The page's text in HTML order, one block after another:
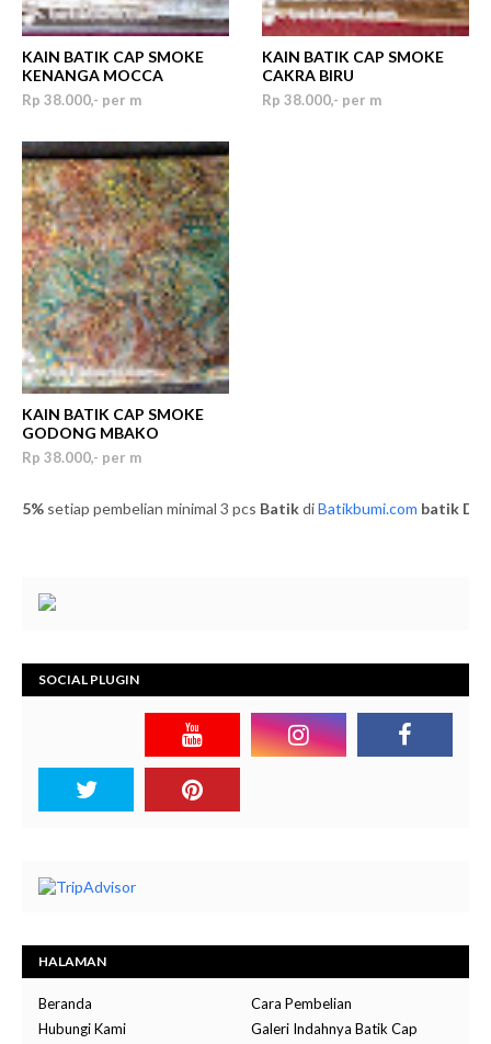
KAIN BATIK CAP SMOKE
KENANGA MOCCA
Rp 38.000,- per m
KAIN BATIK CAP SMOKE
CAKRA BIRU
Rp 38.000,- per m
KAIN BATIK CAP SMOKE
GODONG MBAKO
Rp 38.000,- per m
setiap pembelian minimal 3 pcsBatikdiBatikbumi.combatikDISKON
SOCIAL PLUGIN
HALAMAN
Beranda
Cara Pembelian
Hubungi Kami
Galeri Indahnya Batik Cap